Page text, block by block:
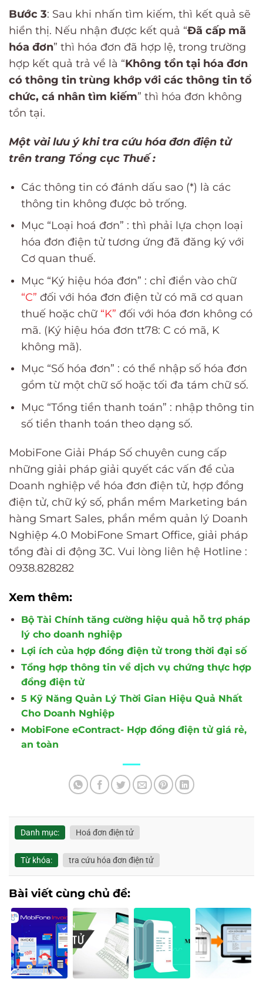
Bước 3: Sau khi nhấn tìm kiếm, thì kết quả sẽ
hiển thị. Nếu nhận được kết quả “Đã cấp mã
hóa đơn” thì hóa đơn đã hợp lệ, trong trường
hợp kết quả trả về là “Không tồn tại hóa đơn
có thông tin trùng khớp với các thông tin tổ
chức, cá nhân tìm kiếm” thì hóa đơn không
tồn tại.
Một vài lưu ý khi tra cứu hóa đơn điện tử
trên trang Tổng cục Thuế :
Các thông tin có đánh dấu sao (*) là các
thông tin không được bỏ trống.
Mục “Loại hoá đơn” : thì phải lựa chọn loại
hóa đơn điện tử tương ứng đã đăng ký với
Cơ quan thuế.
Mục “Ký hiệu hóa đơn” : chỉ điền vào chữ
“C” đối với hóa đơn điện tử có mã cơ quan
thuế hoặc chữ “K” đối với hóa đơn không có
mã. (Ký hiệu hóa đơn tt78: C có mã, K
không mã).
Mục “Số hóa đơn” : có thể nhập số hóa đơn
gồm từ một chữ số hoặc tối đa tám chữ số.
Mục “Tổng tiền thanh toán” : nhập thông tin
số tiền thanh toán theo dạng số.
MobiFone Giải Pháp Số chuyên cung cấp
những giải pháp giải quyết các vấn đề của
Doanh nghiệp về hóa đơn điện tử, hợp đồng
điện tử, chữ ký số, phần mềm Marketing bán
hàng Smart Sales, phần mềm quản lý Doanh
Nghiệp 4.0 MobiFone Smart Office, giải pháp
tổng đài di động 3C. Vui lòng liên hệ Hotline :
0938.828282
Xem thêm:
Bộ Tài Chính tăng cường hiệu quả hỗ trợ pháp
lý cho doanh nghiệp
Lợi ích của hợp đồng điện tử trong thời đại số
Tổng hợp thông tin về dịch vụ chứng thực hợp
đồng điện tử
5 Kỹ Năng Quản Lý Thời Gian Hiệu Quả Nhất
Cho Doanh Nghiệp
MobiFone eContract- Hợp đồng điện tử giá rẻ,
an toàn
Danh mục: Hoá đơn điện tử
Từ khóa: tra cứu hóa đơn điện tử
Bài viết cùng chủ đề: